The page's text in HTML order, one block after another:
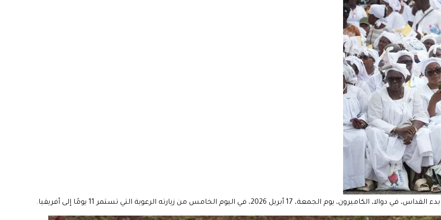
2026، في اليوم الخامس من زيارته الرعوية التي تستمر 11 يومًا إلى أفريقيا.